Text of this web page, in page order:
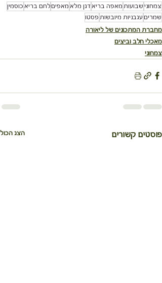
צמחוני שבועות מאפה בריאדגן מלא מאפיםלחם בריא כוסמין
שמרים עגבניות מיובשות פסטו
מחברת המתכונים של ליאורה
מאכלי חלב וביצים
צמחוני
פוסטים קשורים הצג הכול